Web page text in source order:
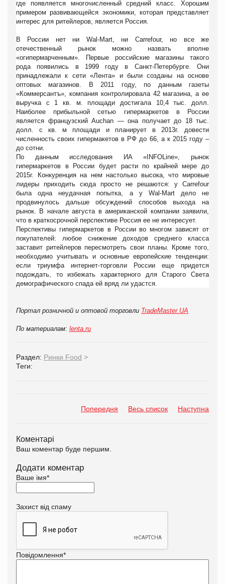
где появляется многочисленный средний класс. Хорошим
примером развивающейся экономики, которая представляет
интерес для ритейлеров, является Россия.
В России нет ни Wal-Mart, ни Carrefour, но все же
отечественный рынок можно назвать вполне
«огипермарченным». Первые российские магазины такого
рода появились в 1999 году в Санкт-Петербурге. Они
принадлежали к сети «Лента» и были созданы на основе
оптовых магазинов. В 2011 году, по данным газеты
«Коммерсантъ», компания контролировала 42 магазина, а ее
выручка с 1 кв. м. площади достигала 10,4 тыс. долл.
Наиболее прибыльной сетью гипермаркетов в России
является французский Auchan — она получает до 18 тыс.
долл. с кв. м площади и планирует в 2013г. довести
численность своих гипермакетов в РФ до 66, а к 2015 году –
до сотни.
По данным исследования ИА «INFOLine», рынок
гипермаркетов в России будет расти по крайней мере до
2015г. Конкуренция на нем настолько высока, что мировые
лидеры приходить сюда просто не решаются: у Carrefour
была
одна неудачная попытка, а у Wal-Mart дело не
продвинулось дальше обсуждений способов выхода на
рынок. В начале августа в американской компании заявили,
что в краткосрочной перспективе Россия ее не интересует.
Перспективы гипермаркетов в России во многом зависят от
покупателей: любое снижение доходов среднего класса
заставит ритейлеров пересмотреть свои планы. Кроме того,
необходимо учитывать и основные европейские тенденции:
если триумфа интернет-торговли России еще придется
подождать, то избежать характерного для Старого Света
демографического спада ей вряд ли удастся.
Портал розничной и оптовой торговли TradeMaster.UA
По материалам: lenta.ru
Раздел: Ринки Food >
Теги:
Попередня Весь список Наступна
Коментарі
Ваш коментар буде першим.
Додати коментар
Ваше імя*
Захист від спаму
Повідомлення*